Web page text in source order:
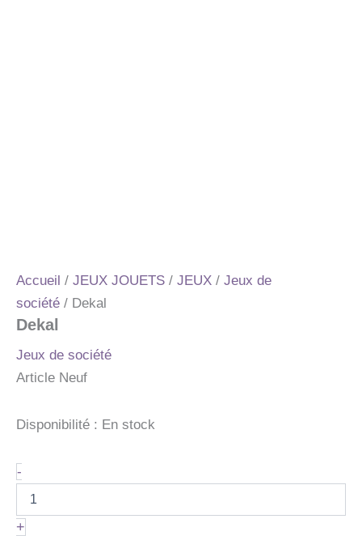
Accueil / JEUX JOUETS / JEUX / Jeux de
société / Dekal
Dekal
Jeux de société
Article Neuf
Disponibilité : En stock
-quantité
de
Dekal
+